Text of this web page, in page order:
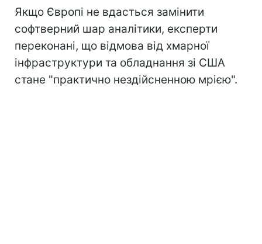
Якщо Європі не вдасться замінити
софтверний шар аналітики, експерти
переконані, що відмова від хмарної
інфраструктури та обладнання зі США
стане "практично нездійсненною мрією".